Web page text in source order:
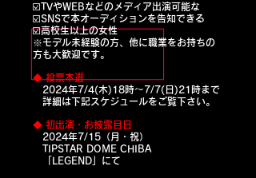
☑️TVやWEBなどのメディア出演可能な
☑️SNSで本オーディションを告知できる
☑️高校生以上の女性
※モデル未経験の方、他に職業をお持ちの
方も大歓迎です。
◆ ​投票本選
2024年7/4(木)18時〜7/7(日)21時まで
詳細は下記スケジュールをご覧下さい。
◆ ​初出演・お披露目 日
2024年7/15（月・祝）
TIPSTAR DOME CHIBA
「LEGEND」にて